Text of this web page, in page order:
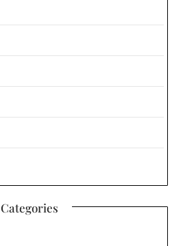
Categories